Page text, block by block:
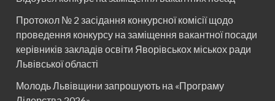
Протокол № 2 засідання конкурсної комісії щодо
проведення конкурсу на заміщення вакантної посади
керівників закладів освіти Яворівськох міськох ради
Львівської області
Молодь Львівщини запрошують на «Програму